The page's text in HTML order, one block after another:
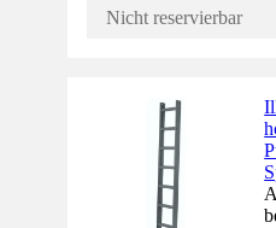
Nicht reservierbar